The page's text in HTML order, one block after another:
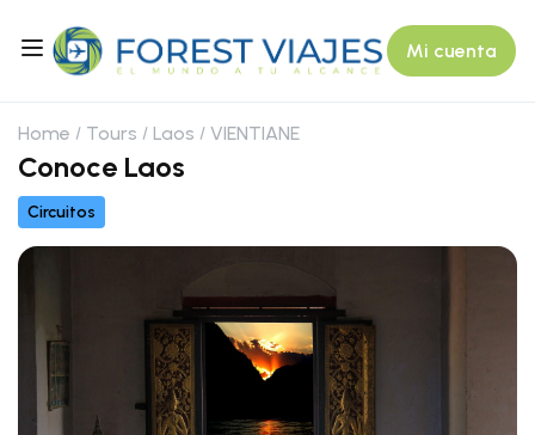
Mi cuenta
Home Tours Laos VIENTIANE
Conoce Laos
Circuitos